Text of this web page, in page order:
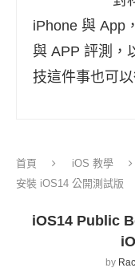
iPhone 與 App
與 APP 評測，
技這件事也可以
首頁 iOS 教學
安裝 iOS14 公開測試版
iOS14 Public
by